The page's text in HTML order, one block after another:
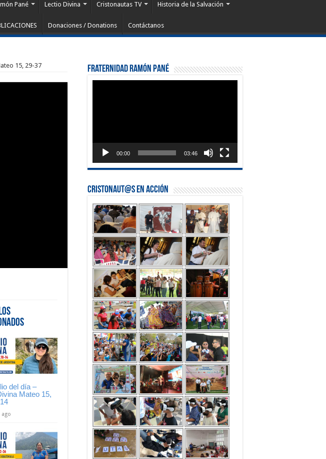
Pané Lectio Divina Cristonautas TV Historia de la Salvación
Donaciones / Donations Contáctanos
15, 29-37
del día –
Mateo 15,
ago
Fraternidad Ramón Pané
00:00 03:46
Cristonaut@s en Acción